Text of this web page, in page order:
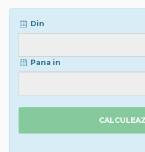
Din
Pana in